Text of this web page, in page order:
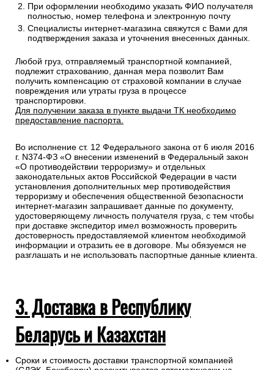
При оформлении необходимо указать ФИО получателя
полностью, номер телефона и электронную почту
Специалисты интернет-магазина свяжутся с Вами для
подтверждения заказа и уточнения внесенных данных.
Любой груз, отправляемый транспортной компанией,
подлежит страхованию, данная мера позволит Вам
получить компенсацию от страховой компании в случае
повреждения или утраты груза в процессе
транспортировки.
Для получении заказа в пункте выдачи ТК необходимо
предоставление паспорта.
Во исполнение ст. 12 Федерального закона от 6 июля 2016
г. N374-ФЗ «О внесении изменений в Федеральный закон
«О противодействии терроризму» и отдельных
законодательных актов Российской Федерации в части
установления дополнительных мер противодействия
терроризму и обеспечения общественной безопасности
интернет-магазин запрашивает данные по документу,
удостоверяющему личность получателя груза, с тем чтобы
при доставке экспедитор имел возможность проверить
достоверность предоставляемой клиентом необходимой
информации и отразить ее в договоре. Мы обязуемся не
разглашать и не использовать паспортные данные клиента.
3. Доставка в Республику
Беларусь и Казахстан
Сроки и стоимость доставки транспортной компанией